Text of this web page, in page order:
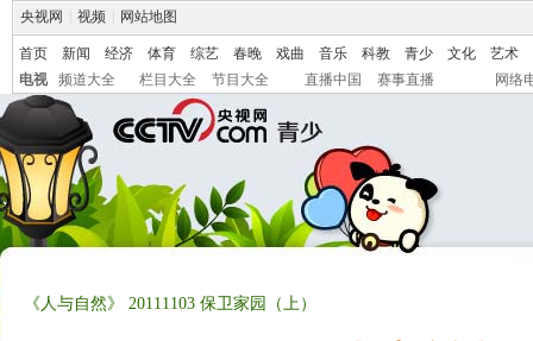
央视网 视频 网站地图
首页 新闻 经济 体育 综艺 春晚 戏曲 音乐 科教 青少 文化
艺术
电视
频道大全 栏目大全 节目大全 直播中国 赛事直播 网络
《人与自然》 20111103 保卫家园（上）